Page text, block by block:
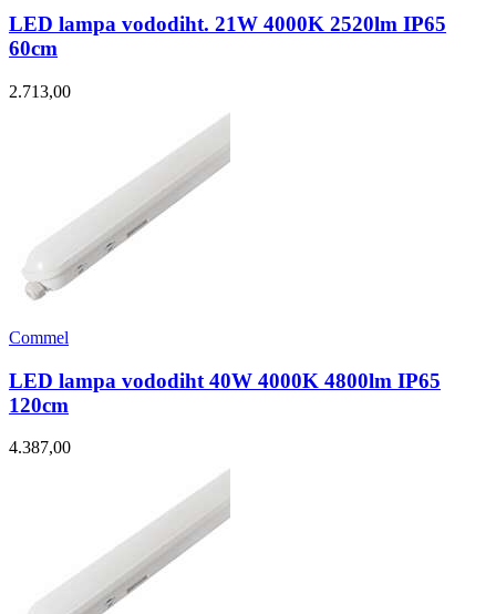
LED lampa vododiht. 21W 4000K 2520lm IP65
60cm
2.713,00
Commel
LED lampa vododiht 40W 4000K 4800lm IP65
120cm
4.387,00